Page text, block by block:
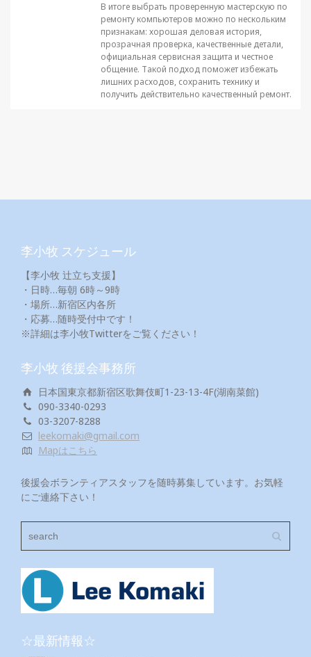
В итоге выбрать проверенную мастерскую по
ремонту компьютеров можно по нескольким
признакам: хорошая деловая история,
прозрачная проверка, качественные детали,
официальная сервисная защита и честное
общение. Такой подход поможет избежать
лишних расходов, сохранить технику и
получить действительно качественный ремонт.
李小牧 スケジュール
【李小牧 辻立ち支援】
・日時…毎朝 6時～9時
・場所…新宿区内各所
・応募…随時受付中です！
※詳細は李小牧Twitterをご覧ください！
李小牧 後援会事務所
日本国東京都新宿区歌舞伎町1-23-13-4F(湖南菜館)
090-3340-0293
03-3207-8288
leekomaki@gmail.com
Mapはこちら
後援会ボランティアスタッフを随時募集しています。お気軽
にご連絡下さい！
☆最新情報☆